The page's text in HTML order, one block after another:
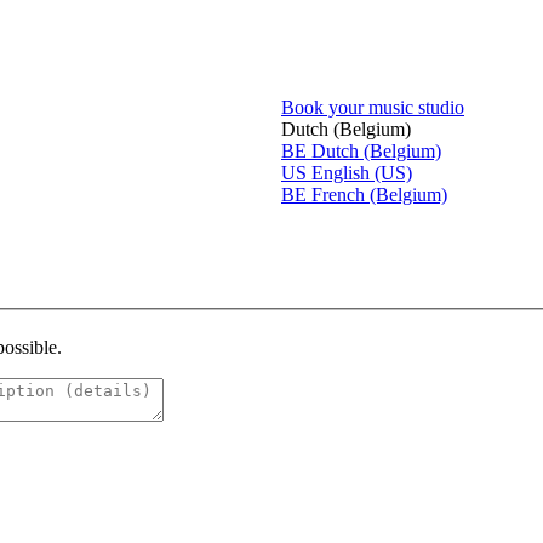
Book your music studio
Dutch (Belgium)
BE Dutch (Belgium)
US English (US)
BE French (Belgium)